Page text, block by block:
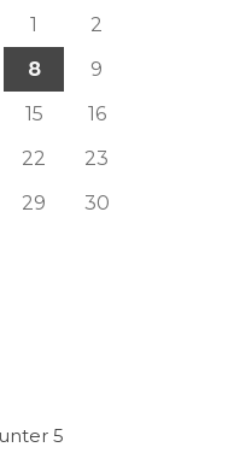
1
2
8
9
15
16
22
23
29
30
5